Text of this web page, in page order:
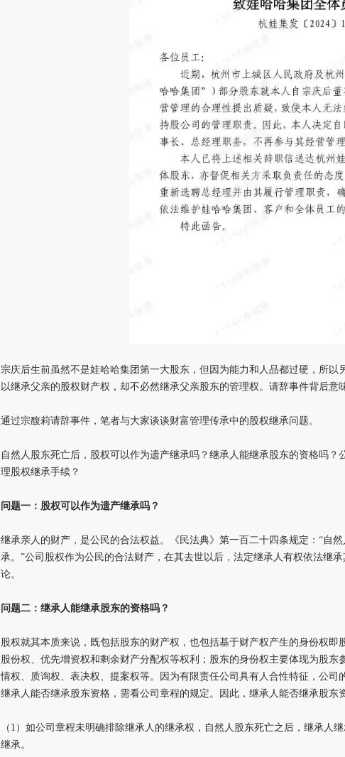
宗庆后生前虽然不是娃哈哈集团第一大股东，但因为能力和人品都过硬，所
以继承父亲的股权财产权，却不必然继承父亲股东的管理权。请辞事件背后意
通过宗馥莉请辞事件，笔者与大家谈谈财富管理传承中的股权继承问题。
自然人股东死亡后，股权可以作为遗产继承吗？继承人能继承股东的资格吗
理股权继承手续？
问题一：股权可以作为遗产继承吗？
继承亲人的财产，是公民的合法权益。《民法典》第一百二十四条规定：“自
承。”公司股权作为公民的合法财产，在其去世以后，法定继承人有权依法继
论。
问题二：继承人能继承股东的资格吗？
股权就其本质来说，既包括股东的财产权，也包括基于财产权产生的身份权
股份权、优先增资权和剩余财产分配权等权利；股东的身份权主要体现为股
情权、质询权、表决权、提案权等。因为有限责任公司具有人合性特征，公
继承人能否继承股东资格，需看公司章程的规定。因此，继承人能否继承股东
（1）如公司章程未明确排除继承人的继承权，自然人股东死亡之后，继承人
继承。